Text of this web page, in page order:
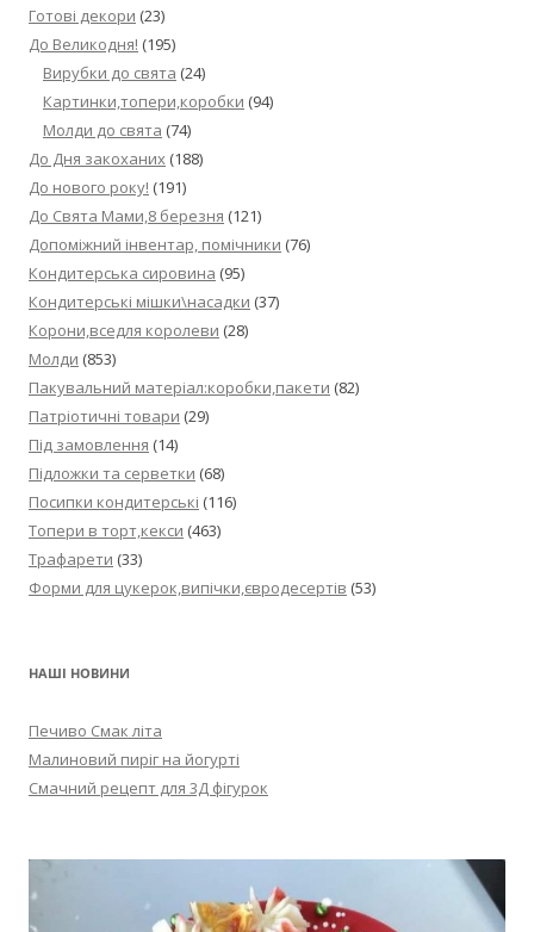
Готові декори (23)
До Великодня! (195)
Вирубки до свята (24)
Картинки,топери,коробки (94)
Молди до свята (74)
До Дня закоханих (188)
До нового року! (191)
До Свята Мами,8 березня (121)
Допоміжний інвентар, помічники (76)
Кондитерська сировина (95)
Кондитерські мішки\насадки (37)
Корони,вседля королеви (28)
Молди (853)
Пакувальний матеріал:коробки,пакети (82)
Патріотичні товари (29)
Під замовлення (14)
Підложки та серветки (68)
Посипки кондитерські (116)
Топери в торт,кекси (463)
Трафарети (33)
Форми для цукерок,випічки,євродесертів (53)
НАШІ НОВИНИ
Печиво Смак літа
Малиновий пиріг на йогурті
Смачний рецепт для 3Д фігурок